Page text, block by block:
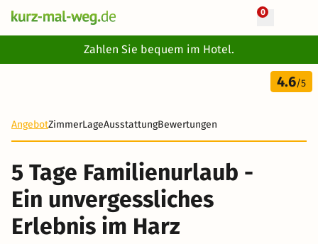
0
Zahlen Sie bequem im Hotel.
5 Tage
404 €
4.6/5
AngebotZimmerLageAusstattungBewertungen
5 Tage Familienurlaub -
Ein unvergessliches
Erlebnis im Harz